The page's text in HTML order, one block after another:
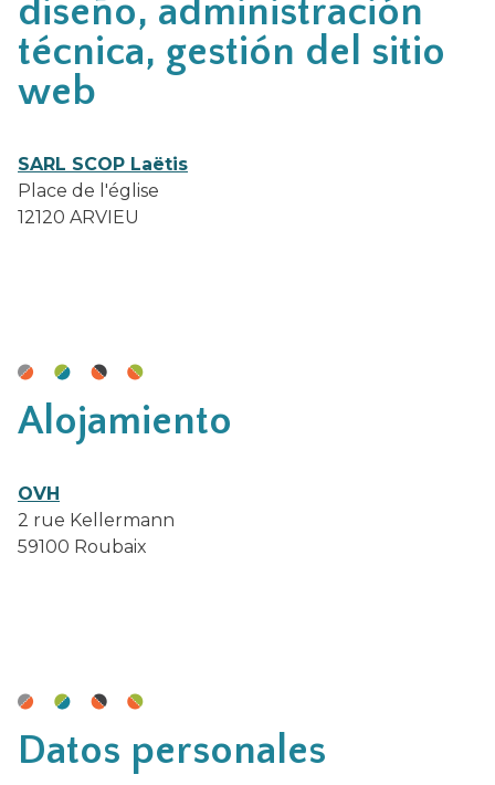
diseño, administración
técnica, gestión del sitio
web
SARL SCOP Laëtis
Place de l'église
12120 ARVIEU
Alojamiento
OVH
2 rue Kellermann
59100 Roubaix
Datos personales